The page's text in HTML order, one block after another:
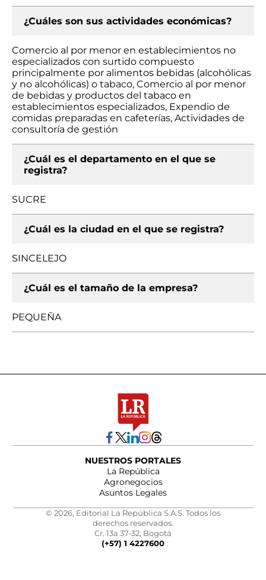
¿Cuáles son sus actividades económicas?
Comercio al por menor en establecimientos no
especializados con surtido compuesto
principalmente por alimentos bebidas (alcohólicas
y no alcohólicas) o tabaco, Comercio al por menor
de bebidas y productos del tabaco en
establecimientos especializados, Expendio de
comidas preparadas en cafeterías, Actividades de
consultoría de gestión
¿Cuál es el departamento en el que se
registra?
SUCRE
¿Cuál es la ciudad en el que se registra?
SINCELEJO
¿Cuál es el tamaño de la empresa?
PEQUEÑA
NUESTROS PORTALES
La República
Agronegocios
Asuntos Legales
© 2026, Editorial La República S.A.S. Todos los
derechos reservados.
Cr. 13a 37-32, Bogotá
(+57) 1 4227600